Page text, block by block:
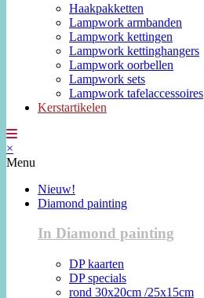
Haakpakketten
Lampwork armbanden
Lampwork kettingen
Lampwork kettinghangers
Lampwork oorbellen
Lampwork sets
Lampwork tafelaccessoires
Kerstartikelen
×
Menu
Nieuw!
Diamond painting
In Diamond painting
DP kaarten
DP specials
rond 30x20cm /25x15cm